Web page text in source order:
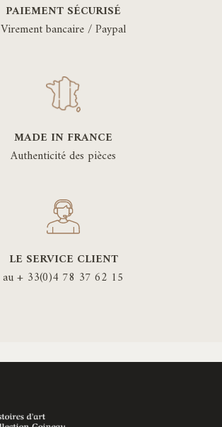
PAIEMENT SÉCURISÉ
Virement bancaire / Paypal
MADE IN FRANCE
Authenticité des pièces
LE SERVICE CLIENT
au + 33(0)4 78 37 62 15